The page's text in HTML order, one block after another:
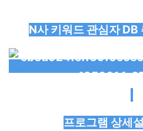
N사 키워드 관심자 DB
프로그램 상세